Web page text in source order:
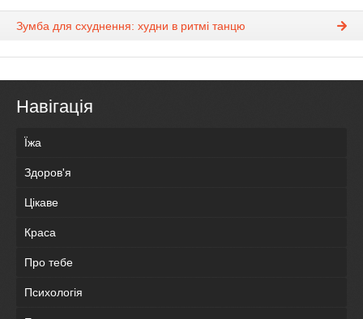
Зумба для схуднення: худни в ритмі танцю
Навігація
Їжа
Здоров'я
Цікаве
Краса
Про тебе
Психологія